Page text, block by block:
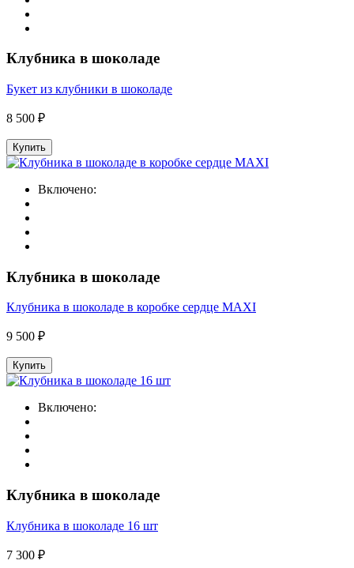
Клубника в шоколаде
Букет из клубники в шоколаде
8 500 ₽
Купить
Включено:
Клубника в шоколаде
Клубника в шоколаде в коробке сердце MAXI
9 500 ₽
Купить
Включено:
Клубника в шоколаде
Клубника в шоколаде 16 шт
7 300 ₽